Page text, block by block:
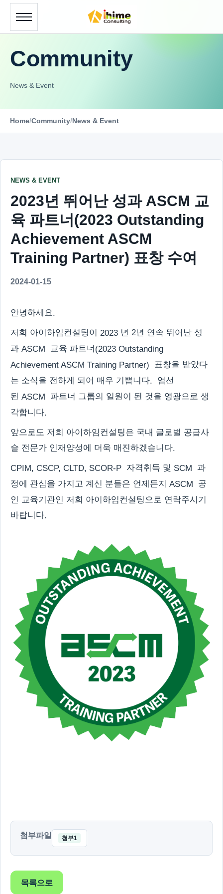
Community
News & Event
Home/Community/News & Event
NEWS & EVENT
2023년 뛰어난 성과 ASCM 교
육 파트너(2023 Outstanding
Achievement ASCM
Training Partner) 표창 수여
2024-01-15
안녕하세요.
저희 아이하임컨설팅이 2023 년 2년 연속 뛰어난 성
과 ASCM 교육 파트너 (2023 Outstanding
Achievement ASCM Training Partner)
표창을 받았다
는 소식을 전하게 되어 매우 기쁩니다.
엄선
된 ASCM
파트너 그룹의 일원이 된 것을 영광으로 생
각합니다.
앞으로도 저희 아이하임컨설팅은 국내 글로벌 공급사
슬 전문가 인재양성에 더욱 매진하겠습니다.
CPIM, CSCP, CLTD, SCOR-P 자격취득 및 SCM
과
정에 관심을 가지고 계신 분들은 언제든지 ASCM
공
인 교육기관인 저희 아이하임컨설팅으로 연락주시기
바랍니다.
첨부파일 첨부1
목록으로